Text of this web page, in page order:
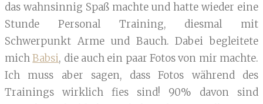
das wahnsinnig Spaß machte und hatte wieder eine
Stunde Personal Training, diesmal mit
Schwerpunkt Arme und Bauch. Dabei begleitete
michBabsi, die auch ein paar Fotos von mir machte.
Ich muss aber sagen, dass Fotos während des
Trainings wirklich fies sind! 90% davon sind